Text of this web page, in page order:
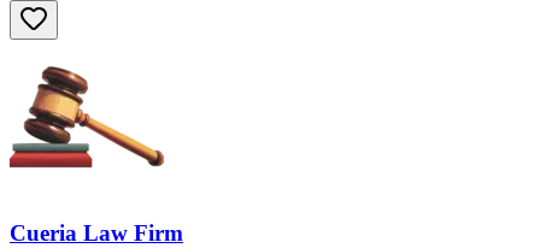
Cueria Law Firm